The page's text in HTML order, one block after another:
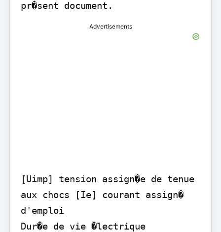
pr�sent document.
Advertisements
[Uimp] tension assign�e de tenue
aux chocs [Ie] courant assign�
d'emploi
Dur�e de vie �lectrique